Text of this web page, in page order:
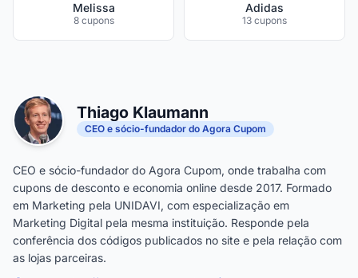
Melissa
8 cupons
Adidas
13 cupons
Thiago Klaumann
CEO e sócio-fundador do Agora Cupom
CEO e sócio-fundador do Agora Cupom, onde trabalha com
cupons de desconto e economia online desde 2017. Formado
em Marketing pela UNIDAVI, com especialização em
Marketing Digital pela mesma instituição. Responde pela
conferência dos códigos publicados no site e pela relação com
as lojas parceiras.